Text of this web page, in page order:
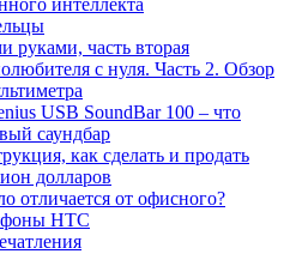
интеллекта
часть вторая
с нуля. Часть 2. Обзор
USB SoundBar 100 – что
саундбар
как сделать и продать
долларов
отличается от офисного?
HTC